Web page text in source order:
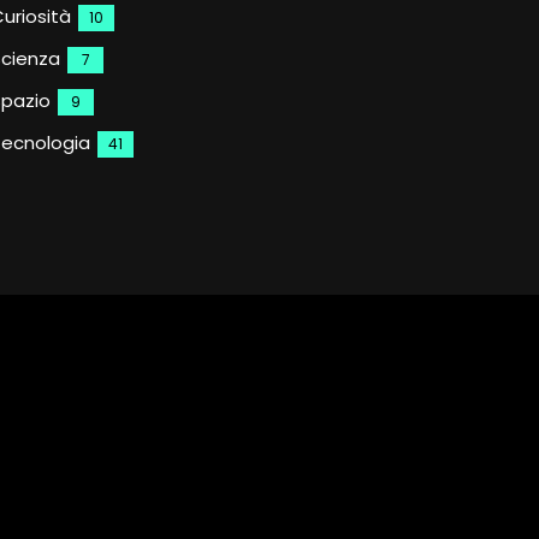
10
7
9
41